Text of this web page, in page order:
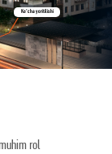
Ko’cha yoritilishi
rol